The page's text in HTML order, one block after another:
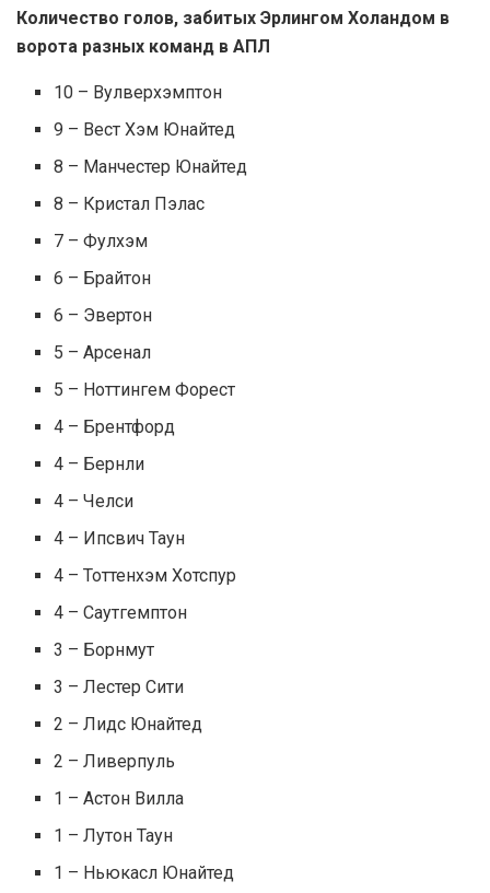
Количество голов, забитых Эрлингом Холандом в
ворота разных команд в АПЛ
10 – Вулверхэмптон
9 – Вест Хэм Юнайтед
8 – Манчестер Юнайтед
8 – Кристал Пэлас
7 – Фулхэм
6 – Брайтон
6 – Эвертон
5 – Арсенал
5 – Ноттингем Форест
4 – Брентфорд
4 – Бернли
4 – Челси
4 – Ипсвич Таун
4 – Тоттенхэм Хотспур
4 – Саутгемптон
3 – Борнмут
3 – Лестер Сити
2 – Лидс Юнайтед
2 – Ливерпуль
1 – Астон Вилла
1 – Лутон Таун
1 – Ньюкасл Юнайтед